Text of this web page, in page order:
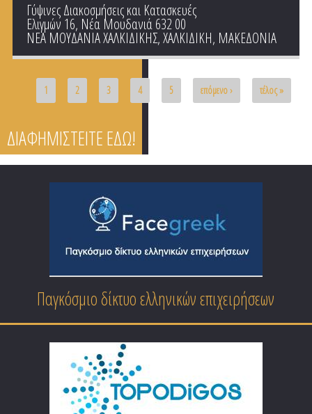
Γύψινες Διακοσμήσεις και Κατασκευές
Ελιγμών 16, Νέα Μουδανιά 632 00
ΝΕΑ ΜΟΥΔΑΝΙΑ ΧΑΛΚΙΔΙΚΗΣ,ΧΑΛΚΙΔΙΚΗ, ΜΑΚΕΔΟΝΙΑ
1 2 3 4 5 επόμενο › τέλος »
ΔΙΑΦΗΜΙΣΤΕΙΤΕ ΕΔΩ!
Παγκόσμιο δίκτυο ελληνικών επιχειρήσεων
Επαγγελματικός Οδηγός Ειδικοτήτων Ελλάδας